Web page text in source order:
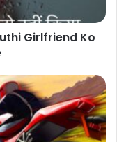
Girlfriend Ko